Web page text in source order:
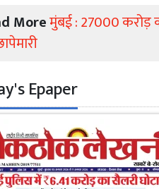
Moreमुंबई : 27000 करोड़
Epaper